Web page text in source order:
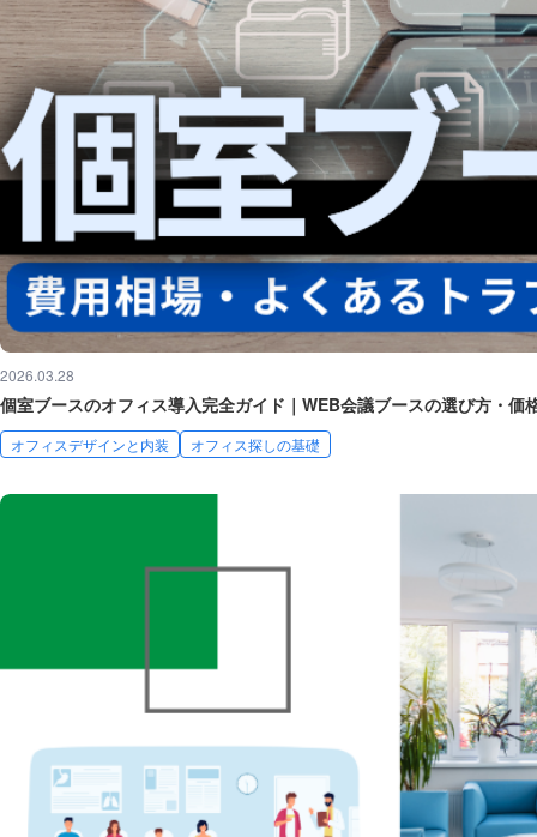
2026.03.28
個室ブースのオフィス導入完全ガイド｜WEB会議ブースの選び方・価
オフィスデザインと内装 オフィス探しの基礎